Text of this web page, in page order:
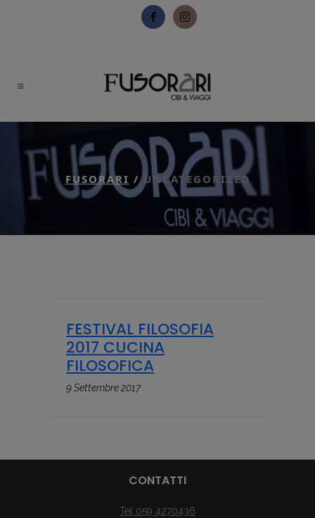
FUSORARI / UNCATEGORIZED
FESTIVAL FILOSOFIA
2017 CUCINA
FILOSOFICA
9 Settembre 2017
CONTATTI
Tel 059 4270436